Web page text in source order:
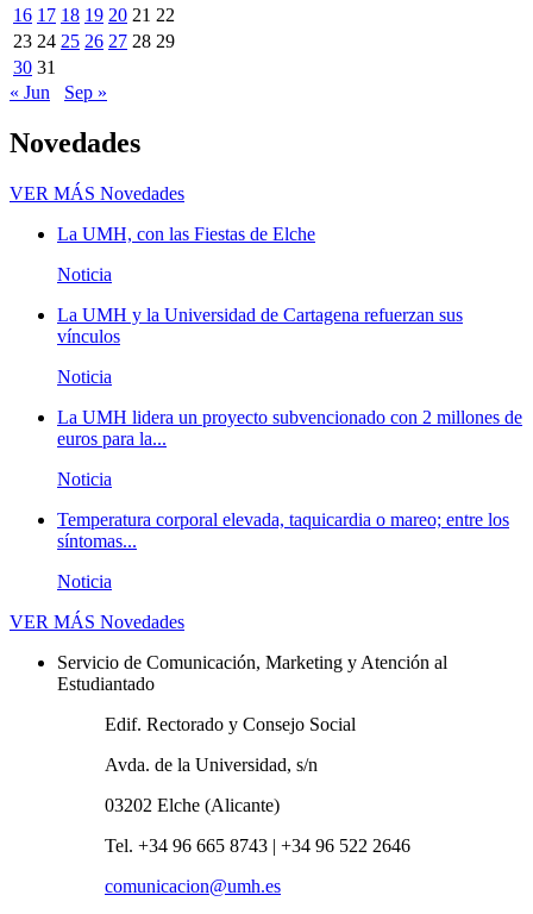
16 17 18 19 20 21 22
23 24 25 26 27 28 29
30 31
« Jun
Sep »
Novedades
VER MÁS Novedades
La UMH, con las Fiestas de Elche
Noticia
La UMH y la Universidad de Cartagena refuerzan sus
vínculos
Noticia
La UMH lidera un proyecto subvencionado con 2 millones de
euros para la...
Noticia
Temperatura corporal elevada, taquicardia o mareo; entre los
síntomas...
Noticia
VER MÁS Novedades
Servicio de Comunicación, Marketing y Atención al
Estudiantado
Edif. Rectorado y Consejo Social
Avda. de la Universidad, s/n
03202 Elche (Alicante)
Tel. +34 96 665 8743 | +34 96 522 2646
comunicacion@umh.es